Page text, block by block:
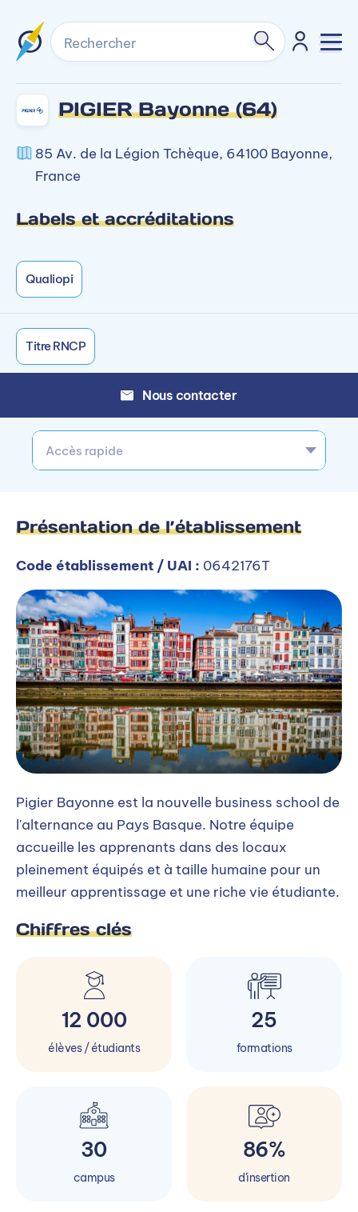
Rechercher
PIGIER Bayonne (64)
85 Av. de la Légion Tchèque, 64100 Bayonne,
France
Labels et accréditations
Qualiopi
Titre RNCP
Nous contacter
Accès rapide
Présentation de l’établissement
Code établissement / UAI : 0642176T
Pigier Bayonne est la nouvelle business school de
l'alternance au Pays Basque. Notre équipe
accueille les apprenants dans des locaux
pleinement équipés et à taille humaine pour un
meilleur apprentissage et une riche vie étudiante.
Chiffres clés
12 000
élèves / étudiants
25
formations
30
campus
86%
d'insertion